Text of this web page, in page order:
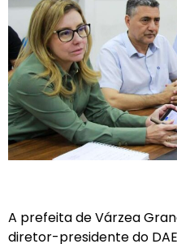
A prefeita de Várzea
diretor-presidente do